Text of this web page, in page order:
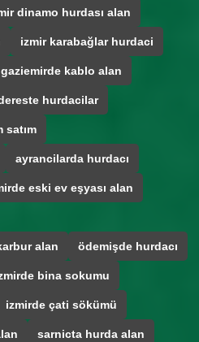
dinamo hurdası alan
izmir karabağlar hurdaci
gaziemirde kablo alan
hurdacilar
satım
ayrancilarda hurdacı
eski ev eşyası alan
alan ödemişde hurdacı
bina sokumu
izmirde çati sökümü
sarnicta hurda alan